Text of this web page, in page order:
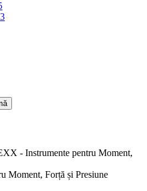
- Instrumente pentru Moment,